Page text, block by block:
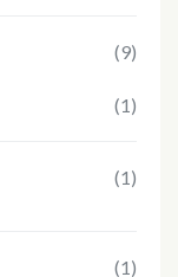
(9)
(1)
(1)
(1)